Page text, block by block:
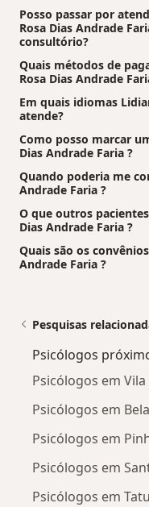
Posso passar por
Rosa Dias Andrade
consultório?
Quais métodos de
Rosa Dias Andrade
Em quais idiomas
atende?
Como posso marcar
Dias Andrade Faria ?
Quando poderia me
Andrade Faria ?
O que outros
Dias Andrade Faria ?
Quais são os
Andrade Faria ?
Pesquisas
Psicólogos
Psicólogos em
Psicólogos em
Psicólogos em
Psicólogos em
Psicólogos em